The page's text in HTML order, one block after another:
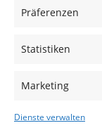
Präferenzen
Statistiken
Marketing
Dienste verwalten
Smartwatch Zubehör
Airpod Zubehör
Gamingsachen